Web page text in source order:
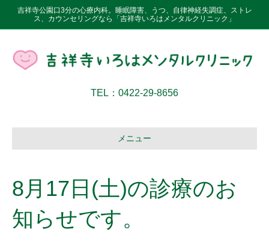
吉祥寺公園口3分の心療内科。睡眠障害、うつ、自律神経失調症、ストレ
ス、カウンセリングなら「吉祥寺いろはメンタルクリニック」
TEL：0422-29-8656
メニュー
8月17日(土)の診療のお
知らせです。